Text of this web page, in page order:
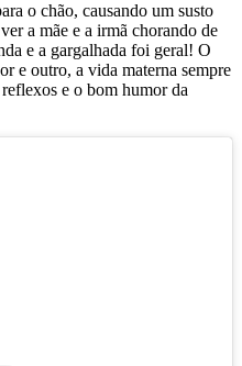
o chão, causando um susto
a mãe e a irmã chorando de
e a gargalhada foi geral! O
e outro, a vida materna sempre
e o bom humor da